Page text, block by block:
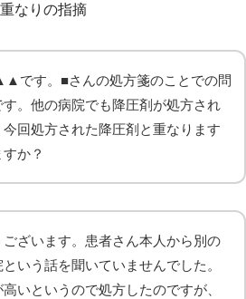
なりの指摘
です。■さんの処方箋のことでの問
す。他の病院でも降圧剤が処方され
回処方された降圧剤と重なります
か？
ございます。患者さん本人から別の
いう話を聞いていませんでした。
いというので処方したのですが、